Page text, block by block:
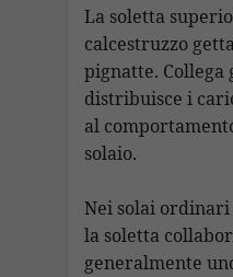
La soletta
calcestruzzo
pignatte. Collega
distribuisce i
al
solaio.
Nei solai
la soletta
generalmente